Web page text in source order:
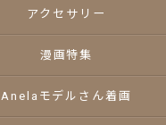
アクセサリー
漫画特集
Anelaモデルさん着画